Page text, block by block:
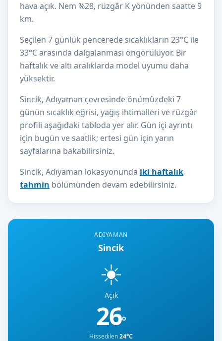
ADIYAMAN
Sincik
☀️
Açık
26°
Hissedilen24°C
hava açık. Nem %28, rüzgâr K yönünden saatte 9
km.
Seçilen 7 günlük pencerede sıcaklıkların 23°C ile
33°C arasında dalgalanması öngörülüyor. Bir
haftalık ve altı aralıklarda model uyumu daha
yüksektir.
Sincik, Adıyaman çevresinde önümüzdeki 7
günün sıcaklık eğrisi, yağış ihtimalleri ve rüzgâr
profili aşağıdaki tabloda yer alır. Gün içi ayrıntı
için bugün ve saatlik; ertesi gün için yarın
sayfalarına bakabilirsiniz.
Sincik, Adıyaman lokasyonunda iki haftalık
tahmin bölümünden devam edebilirsiniz.